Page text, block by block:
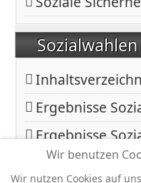
Sozialwahlen
Ergebnisse
Ergebnisse
Ergebnisse
Wir benutzen
Wir nutzen Cookies auf